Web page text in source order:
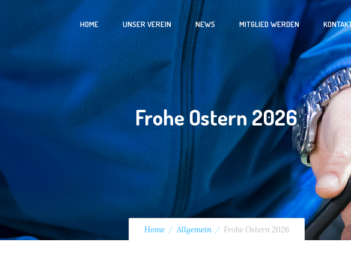
HOME UNSER VEREIN NEWS MITGLIED WERDEN
Frohe Ostern 2026
Home Allgemein Frohe Ostern 2026